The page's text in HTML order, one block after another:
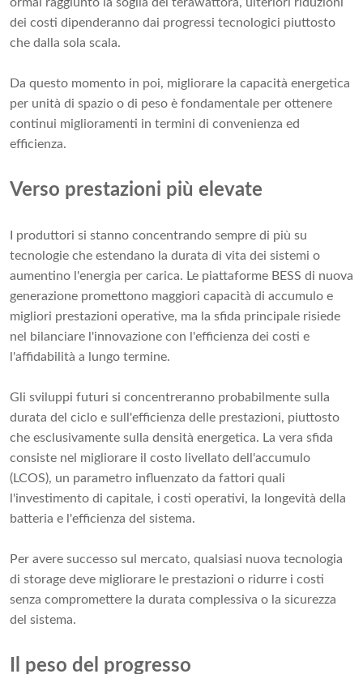
dei costi dipenderanno dai progressi tecnologici piuttosto
che dalla sola scala.
Da questo momento in poi, migliorare la capacità energetica
per unità di spazio o di peso è fondamentale per ottenere
continui miglioramenti in termini di convenienza ed
efficienza.
Verso prestazioni più elevate
I produttori si stanno concentrando sempre di più su
tecnologie che estendano la durata di vita dei sistemi o
aumentino l'energia per carica. Le piattaforme BESS di nuova
generazione promettono maggiori capacità di accumulo e
migliori prestazioni operative, ma la sfida principale risiede
nel bilanciare l'innovazione con l'efficienza dei costi e
l'affidabilità a lungo termine.
Gli sviluppi futuri si concentreranno probabilmente sulla
durata del ciclo e sull'efficienza delle prestazioni, piuttosto
che esclusivamente sulla densità energetica. La vera sfida
consiste nel migliorare il costo livellato dell'accumulo
(LCOS), un parametro influenzato da fattori quali
l'investimento di capitale, i costi operativi, la longevità della
batteria e l'efficienza del sistema.
Per avere successo sul mercato, qualsiasi nuova tecnologia
di storage deve migliorare le prestazioni o ridurre i costi
senza compromettere la durata complessiva o la sicurezza
del sistema.
Il peso del progresso